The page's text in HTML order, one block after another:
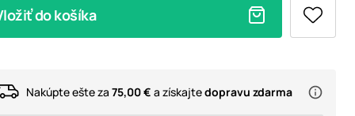
do košíka
Nakúpte ešte za 75,00 € a získajtedopravu zdarma